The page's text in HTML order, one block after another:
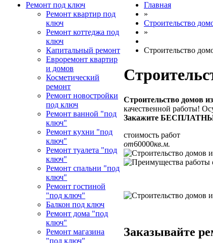
Ремонт под ключ
Ремонт квартир под
ключ
Ремонт коттеджа под
ключ
Капитальный ремонт
Евроремонт квартир
и домов
Косметический
ремонт
Ремонт новостройки
под ключ
Ремонт ванной "под
ключ"
Ремонт кухни "под
ключ"
Ремонт туалета "под
ключ"
Ремонт спальни "под
ключ"
Ремонт гостиной
"под ключ"
Балкон под ключ
Ремонт дома "под
ключ"
Ремонт магазина
"под ключ"
Главная
»
Строительство
»
Строительство
Строительство домов
качественной работы!
Закажите
стоимость работ
от60000кв.м.
Заказывайте